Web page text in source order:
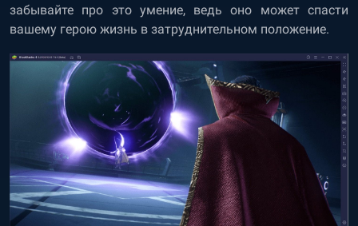
забывайте про это умение, ведь оно может спасти
вашему герою жизнь в затруднительном положение.